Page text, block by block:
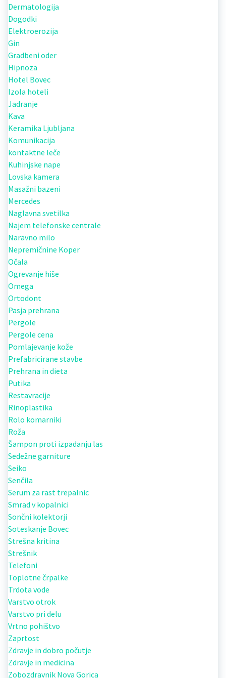
Dermatologija
Dogodki
Elektroerozija
Gin
Gradbeni oder
Hipnoza
Hotel Bovec
Izola hoteli
Jadranje
Kava
Keramika Ljubljana
Komunikacija
kontaktne leče
Kuhinjske nape
Lovska kamera
Masažni bazeni
Mercedes
Naglavna svetilka
Najem telefonske centrale
Naravno milo
Nepremičnine Koper
Očala
Ogrevanje hiše
Omega
Ortodont
Pasja prehrana
Pergole
Pergole cena
Pomlajevanje kože
Prefabricirane stavbe
Prehrana in dieta
Putika
Restavracije
Rinoplastika
Rolo komarniki
Roža
Šampon proti izpadanju las
Sedežne garniture
Seiko
Senčila
Serum za rast trepalnic
Smrad v kopalnici
Sončni kolektorji
Soteskanje Bovec
Strešna kritina
Strešnik
Telefoni
Toplotne črpalke
Trdota vode
Varstvo otrok
Varstvo pri delu
Vrtno pohištvo
Zaprtost
Zdravje in dobro počutje
Zdravje in medicina
Zobozdravnik Nova Gorica